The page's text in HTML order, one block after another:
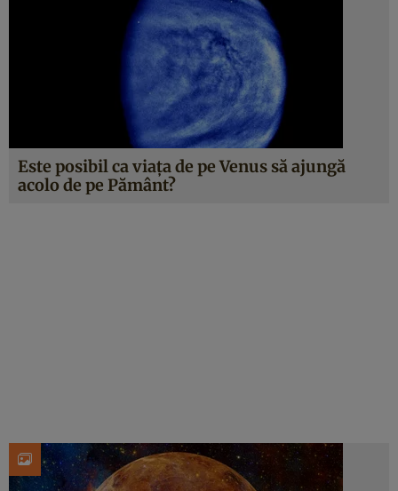
Este posibil ca viața de pe Venus să ajungă
acolo de pe Pământ?